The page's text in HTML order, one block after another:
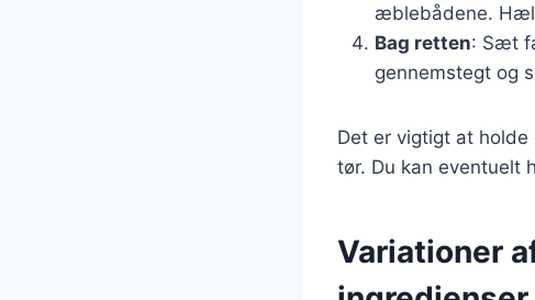
æblebådene.
Bag retten: Sæt
gennemstegt og
Det er vigtigt at
tør. Du kan eventuelt
Variationer